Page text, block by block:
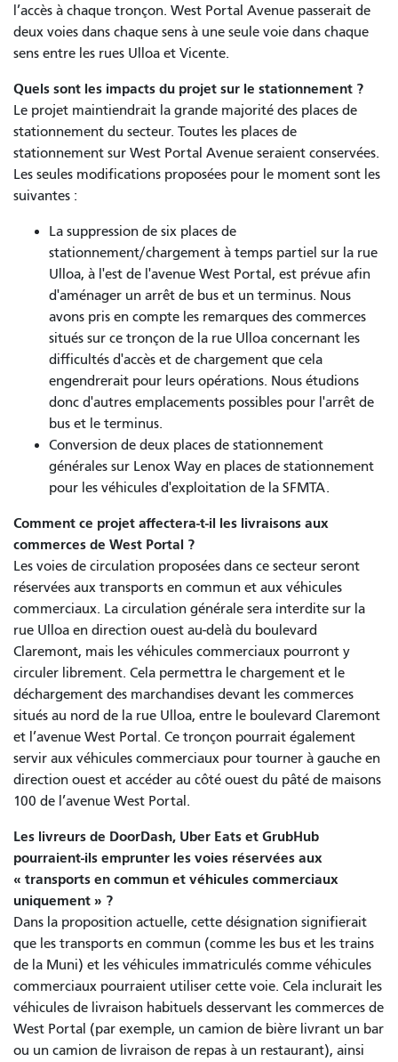
l’accès à chaque tronçon. West Portal Avenue passerait de
deux voies dans chaque sens à une seule voie dans chaque
sens entre les rues Ulloa et Vicente.
Quels sont les impacts du projet sur le stationnement ?
Le projet maintiendrait la grande majorité des places de
stationnement du secteur. Toutes les places de
stationnement sur West Portal Avenue seraient conservées.
Les seules modifications proposées pour le moment sont les
suivantes :
La suppression de six places de
stationnement/chargement à temps partiel sur la rue
Ulloa, à l'est de l'avenue West Portal, est prévue afin
d'aménager un arrêt de bus et un terminus. Nous
avons pris en compte les remarques des commerces
situés sur ce tronçon de la rue Ulloa concernant les
difficultés d'accès et de chargement que cela
engendrerait pour leurs opérations. Nous étudions
donc d'autres emplacements possibles pour l'arrêt de
bus et le terminus.
Conversion de deux places de stationnement
générales sur Lenox Way en places de stationnement
pour les véhicules d'exploitation de la SFMTA.
Comment ce projet affectera-t-il les livraisons aux
commerces de West Portal ?
Les voies de circulation proposées dans ce secteur seront
réservées aux transports en commun et aux véhicules
commerciaux. La circulation générale sera interdite sur la
rue Ulloa en direction ouest au-delà du boulevard
Claremont, mais les véhicules commerciaux pourront y
circuler librement. Cela permettra le chargement et le
déchargement des marchandises devant les commerces
situés au nord de la rue Ulloa, entre le boulevard Claremont
et l’avenue West Portal. Ce tronçon pourrait également
servir aux véhicules commerciaux pour tourner à gauche en
direction ouest et accéder au côté ouest du pâté de maisons
100 de l’avenue West Portal.
Les livreurs de DoorDash, Uber Eats et GrubHub
pourraient-ils emprunter les voies réservées aux
« transports en commun et véhicules commerciaux
uniquement » ?
Dans la proposition actuelle, cette désignation signifierait
que les transports en commun (comme les bus et les trains
de la Muni) et les véhicules immatriculés comme véhicules
commerciaux pourraient utiliser cette voie. Cela inclurait les
véhicules de livraison habituels desservant les commerces de
West Portal (par exemple, un camion de bière livrant un bar
ou un camion de livraison de repas à un restaurant), ainsi